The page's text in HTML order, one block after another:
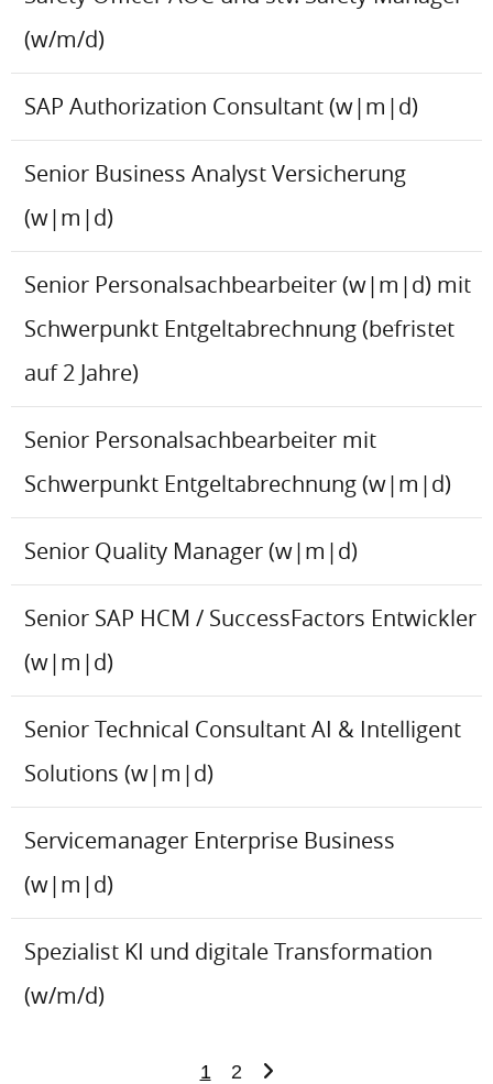
(w/m/d)
SAP Authorization Consultant (w|m|d)
Senior Business Analyst Versicherung
(w|m|d)
Senior Personalsachbearbeiter (w|m|d) mit
Schwerpunkt Entgeltabrechnung (befristet
auf 2 Jahre)
Senior Personalsachbearbeiter mit
Schwerpunkt Entgeltabrechnung (w|m|d)
Senior Quality Manager (w|m|d)
Senior SAP HCM / SuccessFactors Entwickler
(w|m|d)
Senior Technical Consultant AI & Intelligent
Solutions (w|m|d)
Servicemanager Enterprise Business
(w|m|d)
Spezialist KI und digitale Transformation
(w/m/d)
1 2